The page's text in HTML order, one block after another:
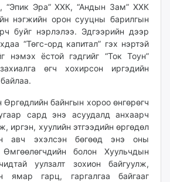
“Эпик Эра” ХХК, “Андын Зам” ХХК
нэгжийн орон сууцны барилгын
буйг нэрлэлээ. Эдгээрийн дээр
“Төгс-орд капитал” гэх нэртэй
нэмэх ёстой гэдгийг “Ток Тоун”
өгч хохирсон иргэдийн
байнгын хороо өнгөрөгч
сард энэ асуудалд анхаарч
иргэн, хуулийн этгээдийн өргөдөл
авч эхэлсэн бөгөөд энэ оны
болон Хуульчдын
уулзалт зохион байгуулж,
ямар гарц, гаргалгаа байгааг